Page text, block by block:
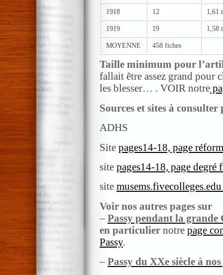
1918 12 1,61
1919 19 1,58
MOYENNE 458 fiches
Taille minimum pour
fallait être assez grand pour
les blesser… . VOIR notre
Sources et sites à
ADHS
Site pages14-18, page
site pages14-18, page degré
site
Voir nos autres pages sur
– Passy pendant la grande
en particulier notre page
Passy.
– Passy du XXe siècle à